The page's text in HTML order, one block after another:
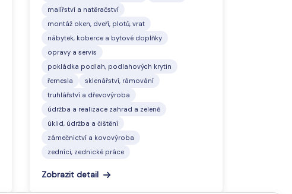
malířství a natěračství
montáž oken, dveří, plotů, vrat
nábytek, koberce a bytové doplňky
opravy a servis
pokládka podlah, podlahových krytin
řemesla
sklenářství, rámování
truhlářství a dřevovýroba
údržba a realizace zahrad a zeleně
úklid, údržba a čištění
zámečnictví a kovovýroba
zedníci, zednické práce
Zobrazit detail